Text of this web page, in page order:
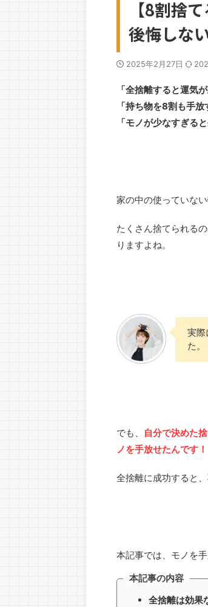
【8割捨
後悔しな
2025年2月27日
「全捨離すると運気
「持ち物を8割も手
「モノが少なすぎる
家の中の使っていな
たくさん捨てられる
りますよね。
実際
た。
でも、
自分で決めた
ノを手放せたんです！
全捨離に成功すると
本記事では、モノを
本記事の内容
全捨離は効果